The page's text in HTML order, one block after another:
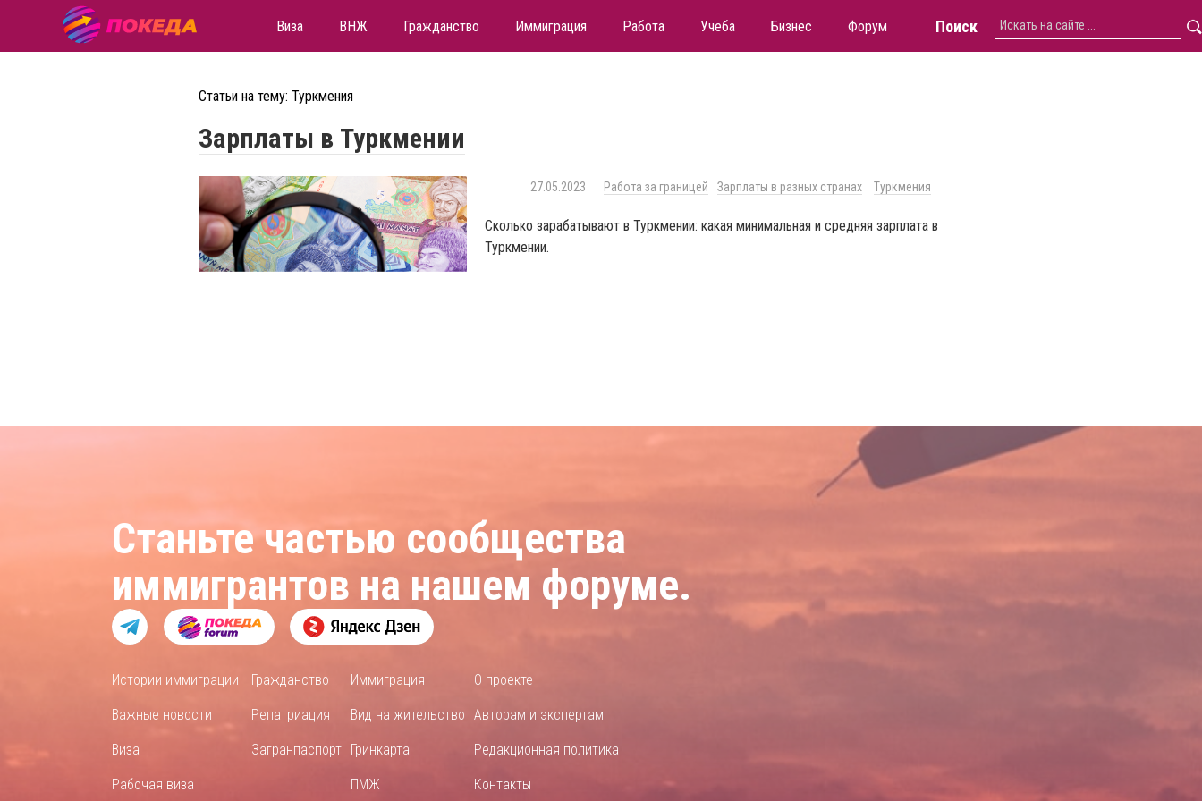
Виза ВНЖ Гражданство Иммиграция Работа Учеба Бизнес Форум Поиск
Статьи на тему: Туркмения
Зарплаты в Туркмении
27.05.2023 Работа за границей Зарплаты в разных странах Туркмения
Сколько зарабатывают в Туркмении: какая минимальная и средняя зарплата в
Туркмении.
Станьте частью сообщества
иммигрантов на нашем форуме.
Истории иммиграции
Важные новости
Виза
Рабочая виза
Гражданство
Репатриация
Загранпаспорт
Иммиграция
Вид на жительство
Гринкарта
ПМЖ
О проекте
Авторам и экспертам
Редакционная политика
Контакты